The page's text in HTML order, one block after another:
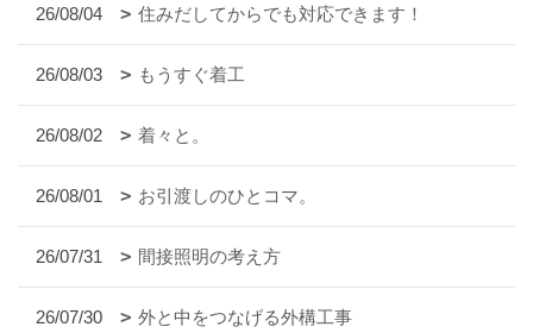
26/08/04 住みだしてからでも対応できます！
26/08/03 もうすぐ着工
26/08/02 着々と。
26/08/01 お引渡しのひとコマ。
26/07/31 間接照明の考え方
26/07/30 外と中をつなげる外構工事